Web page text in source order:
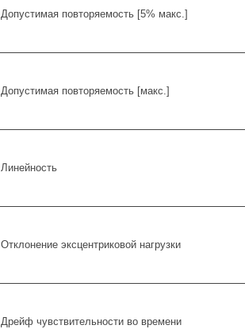
Допустимая повторяемость [5% макс.]
Допустимая повторяемость [макс.]
Линейность
Отклонение эксцентриковой нагрузки
Дрейф чувствительности во времени